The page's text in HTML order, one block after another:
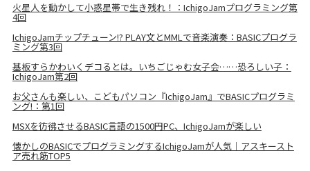
火星人を動かして小惑星帯で生き残れ！：IchigoJamプログラミング第
4回
IchigoJamチップチューン!? PLAY文とMMLで音楽演奏：BASICプログラ
ミング第3回
基板すらかわいくデコるとは。いちごじゃむ女子会……恐ろしい子：
IchigoJam第2回
お父さんも楽しい、こどもパソコン『IchigoJam』でBASICプログラミ
ング!：第1回
MSXを彷彿させるBASIC言語の1500円PC、IchigoJamが楽しい
懐かしのBASICでプログラミングするIchigoJamが人気｜アスキースト
ア売れ筋TOP5